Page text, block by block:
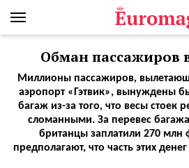
Обман пассажиров
Миллионы пассажиров,
аэропорт «Гэтвик», вынуждены
багаж из-за того, что весы стоек
сломанными. За перевес
британцы заплатили 270 млн
предполагают, что часть этих